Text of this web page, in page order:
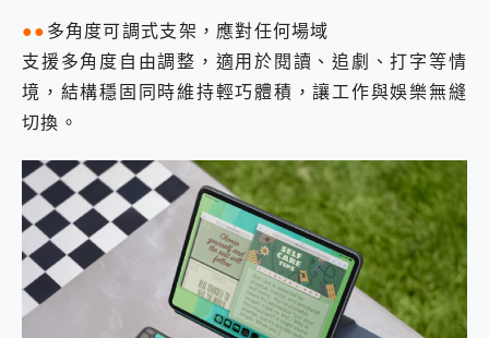
●●多角度可調式支架，應對任何場域
支援多角度自由調整，適用於閱讀、追劇、打字等情
境，結構穩固同時維持輕巧體積，讓工作與娛樂無縫
切換。